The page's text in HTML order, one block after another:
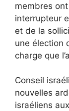
membres ont
interrupteur
et de la
une élection
charge que
Conseil
nouvelles
israéliens